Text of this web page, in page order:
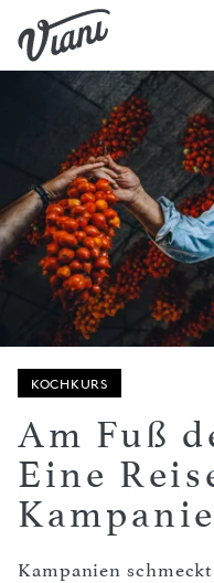
KOCHKURS
Am Fuß
Eine
Kampanien